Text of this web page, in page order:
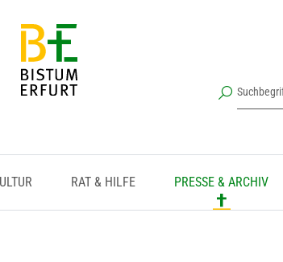
RAT & HILFE PRESSE & ARCHIV